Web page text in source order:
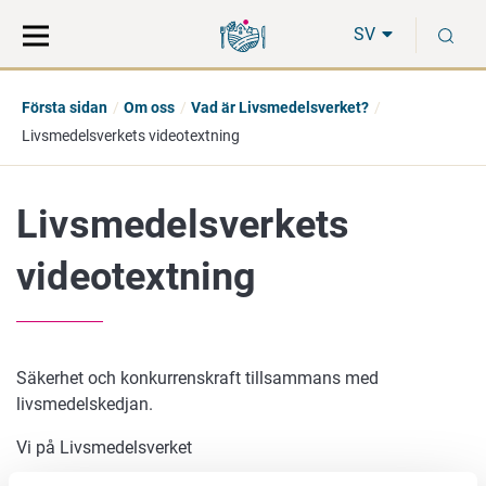
direkt
till
på
hela
SV
Första sidan Om oss
Vad är Livsmedelsverket?
Livsmedelsverkets videotextning
Livsmedelsverkets
videotextning
Säkerhet och konkurrenskraft tillsammans med
livsmedelskedjan.
Vi på Livsmedelsverket